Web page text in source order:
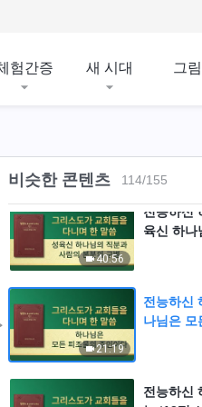
험간증 새 시대 그
비슷한 콘텐츠 114/155
22:56
이 어찌
람만이 하
있다＞
40:56
전능하신
육신 하나
21:19
전능하신
나님은 모
전능하신